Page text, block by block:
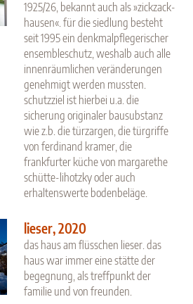
1925/26, bekannt auch als »zickzack-
hausen«. für die siedlung besteht
seit 1995 ein denkmalpflegerischer
ensembleschutz, weshalb auch alle
innenräumlichen veränderungen
genehmigt werden mussten.
schutzziel ist hierbei u.a. die
sicherung originaler bausubstanz
wie z.b. die türzargen, die türgriffe
von ferdinand kramer, die
frankfurter küche von margarethe
schütte-lihotzky oder auch
erhaltenswerte bodenbeläge.
lieser, 2020
das haus am flüsschen lieser. das
haus war immer eine stätte der
begegnung, als treffpunkt der
familie und von freunden.